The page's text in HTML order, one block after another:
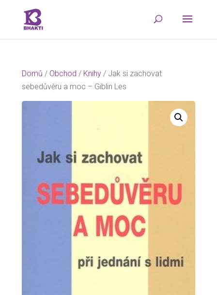
Domů / Obchod / Knihy/ Jak si zachovat
sebedůvěru a moc – Giblin Les